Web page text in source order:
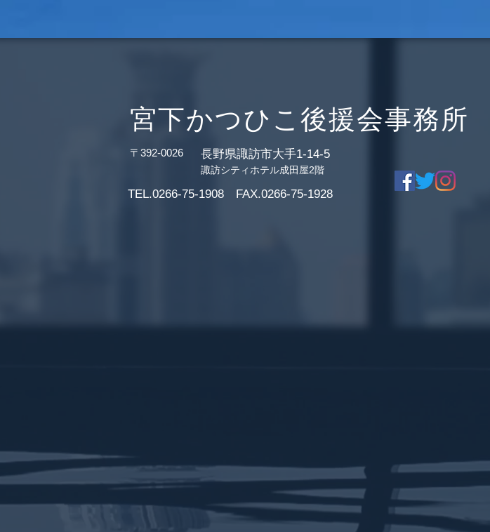
TEL.0266-75-1908 FAX.0266-75-1928
宮下かつひこ後援会事務所
〒392-0026 長野県諏訪市大手1-14-5
諏訪シティホテル成田屋2階